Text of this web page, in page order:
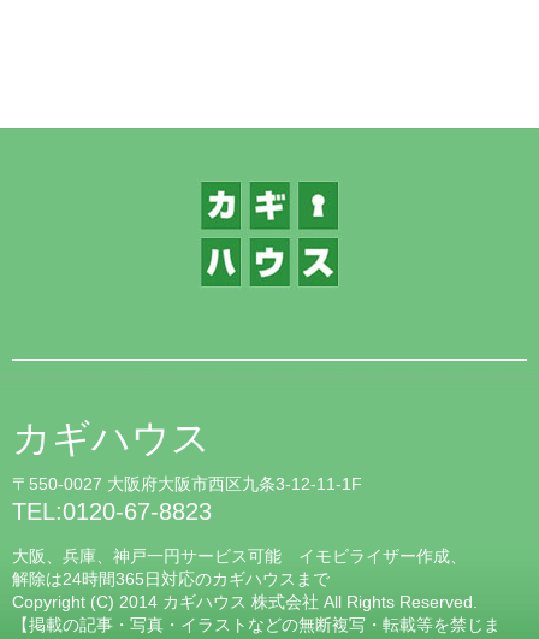
カギハウス
〒550-0027 大阪府大阪市西区九条3-12-11-1F
TEL:0120-67-8823
大阪、兵庫、神戸一円サービス可能 イモビライザー作成、
解除は24時間365日対応のカギハウスまで
Copyright (C) 2014 カギハウス 株式会社 All Rights Reserved.
【掲載の記事・写真・イラストなどの無断複写・転載等を禁じま